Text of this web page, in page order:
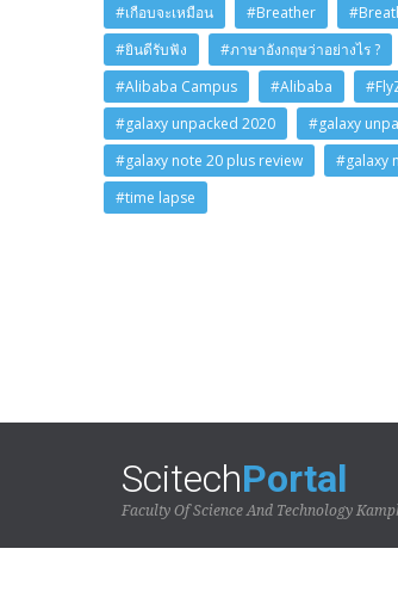
#เกือบจะเหมือน #Breather
#ยินดีรับฟัง
#ภาษาอังกฤษว่าอย่างไร ?
#Alibaba Campus
#Alibaba
#galaxy unpacked 2020
#galaxy
#galaxy note 20 plus review
#galaxy
#time lapse
ScitechPortal
Faculty Of Science And Technology